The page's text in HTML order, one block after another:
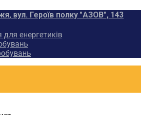
вул. Героїв полку "АЗОВ", 143
енергетиків